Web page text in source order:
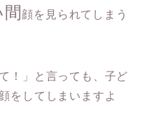
顔を見られてしまう
！」と言っても、子ど
をしてしまいますよ